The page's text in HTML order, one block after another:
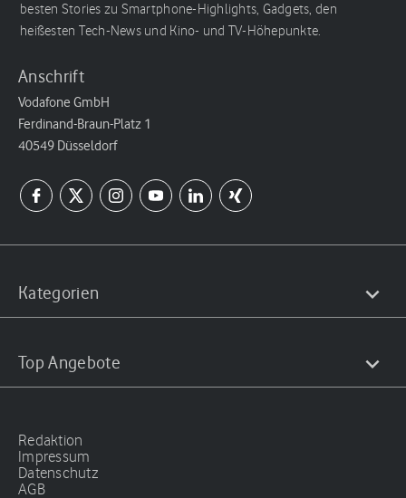
besten Stories zu Smartphone-Highlights, Gadgets, den
heißesten Tech-News und Kino- und TV-Höhepunkte.
Anschrift
Vodafone GmbH
Ferdinand-Braun-Platz 1
40549 Düsseldorf
Kategorien
Top Angebote
Redaktion
Impressum
Datenschutz
AGB